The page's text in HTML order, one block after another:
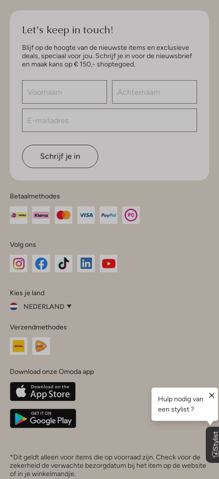
Let's keep in touch!
Blijf op de hoogte van de nieuwste items en exclusieve
deals, speciaal voor jou. Schrijf je in voor de nieuwsbrief
en maak kans op € 150,- shoptegoed.
Schrijf je in
Betaalmethodes
Volg ons
InstagramFacebook
Kies je land
NEDERLAND
je
land
Nederland
Belgique(Français)
Deutschland
Verzendmethodes
Download onze Omoda app
*Dit geldt alleen voor items die op voorraad zijn. Check voor de
zekerheid de verwachte bezorgdatum bij het item op de website
of in je winkelmandje.